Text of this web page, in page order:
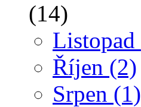
(14)
Listopad
Říjen (2)
Srpen (1)